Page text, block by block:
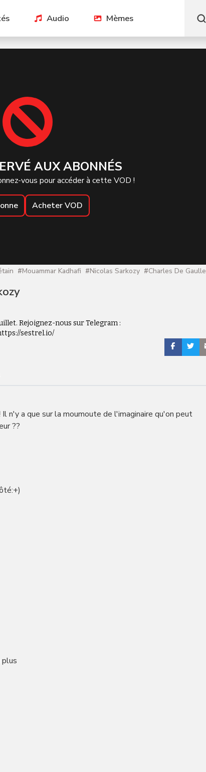
Audio Mèmes
AUX ABONNÉS
vous pour accéder à cette VOD !
Acheter VOD
#Mouammar Kadhafi #Nicolas Sarkozy #Charles De Gaulle
Rejoignez-nous sur Telegram :
sestrel.io/
n'y a que sur la moumoute de l'imaginaire qu'on peut
??